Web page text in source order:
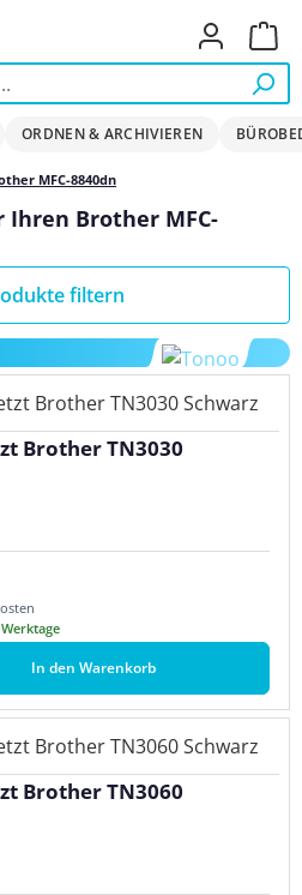
ORDNEN & ARCHIVIEREN
MFC-8840dn
Brother MFC-
filtern
Brother TN3030
In den Warenkorb
Brother TN3060